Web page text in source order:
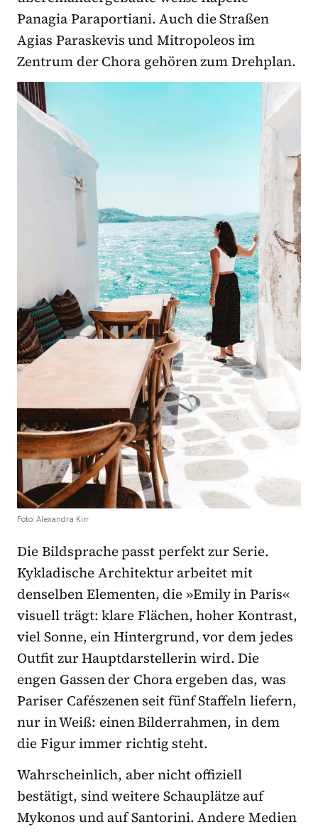
Panagia Paraportiani. Auch die Straßen
Agias Paraskevis und Mitropoleos im
Zentrum der Chora gehören zum Drehplan.
Foto: Alexandra Kirr
Die Bildsprache passt perfekt zur Serie.
Kykladische Architektur arbeitet mit
denselben Elementen, die »Emily in Paris«
visuell trägt: klare Flächen, hoher Kontrast,
viel Sonne, ein Hintergrund, vor dem jedes
Outfit zur Hauptdarstellerin wird. Die
engen Gassen der Chora ergeben das, was
Pariser Cafészenen seit fünf Staffeln liefern,
nur in Weiß: einen Bilderrahmen, in dem
die Figur immer richtig steht.
Wahrscheinlich, aber nicht offiziell
bestätigt, sind weitere Schauplätze auf
Mykonos und auf Santorini. Andere Medien